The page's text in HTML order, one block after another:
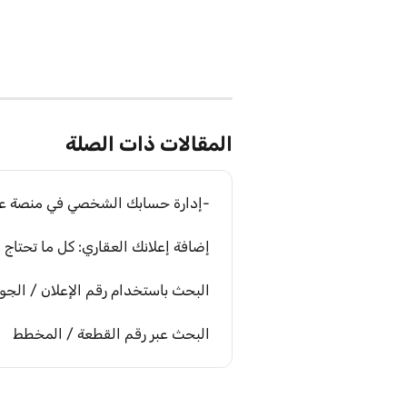
المقالات ذات الصلة
-إدارة حسابك الشخصي في منصة
إضافة إعلانك العقاري: كل ما تحتاج
البحث باستخدام رقم الإعلان /
البحث عبر رقم القطعة / المخطط